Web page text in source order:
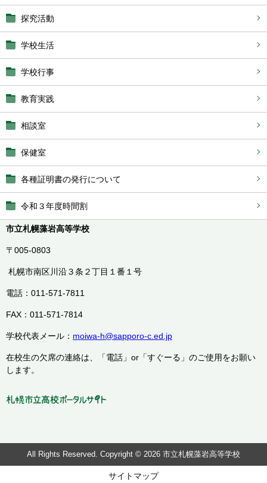
探究活動
学校生活
学校行事
教育実践
相談室
保健室
各種証明書の発行について
令和３年度時間割
市立札幌藻岩高等学校
〒005-0803
札幌市南区川沿３条２丁目１番１号
電話：011-571-7811
FAX：011-571-7814
学校代表メール： moiwa-h@sapporo-c.ed.jp
在校生の欠席の連絡は、「電話」or「すぐーる」のご使用をお願い
します。
All Rights Reserved. Copyright © 2026 市立札幌藻岩高等学校
サイトマップ